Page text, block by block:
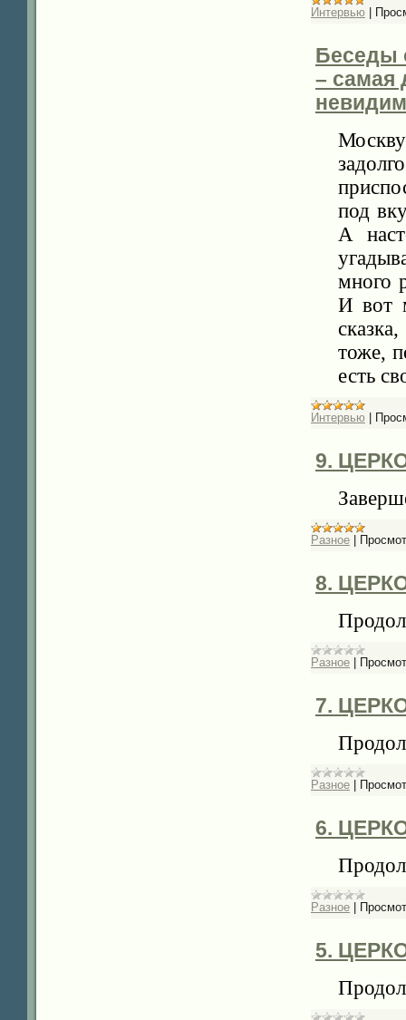
Интервью
Беседы
– самая
под
А
много
И вот
тоже,
есть
Интервью
9.
Разное
8.
Разное
7.
Разное
6.
Разное
5.